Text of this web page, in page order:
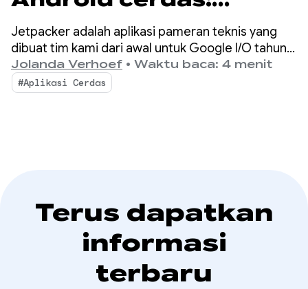
Pengantar Jetpacker
Jetpacker adalah aplikasi pameran teknis yang
dibuat tim kami dari awal untuk Google I/O tahun
ini (dibuat menggunakan Antigravity). Pada intinya,
Jetpacker membantu pengguna merencanakan,
menjelajahi, dan menikmati petualangan besar
Jolanda Verhoef • Waktu baca: 4 menit
#Aplikasi Cerdas
Terus dapatkan
informasi
terbaru